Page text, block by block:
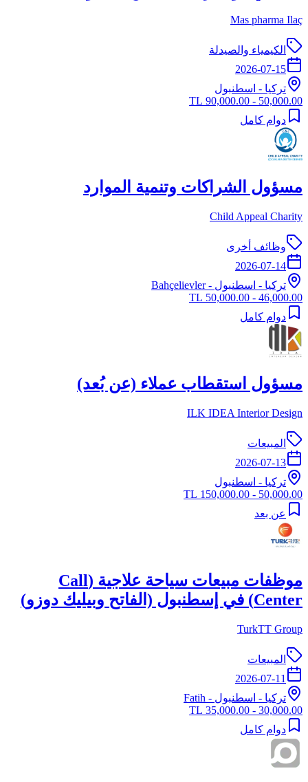
Mas pharma Ilaç
الكيمياء والصيدلة
2026-07-15
تركيا - اسطنبول
50,000.00 - 90,000.00 TL
دوام كامل
مسؤول الشراكات وتنمية الموارد
Child Appeal Charity
وظائف أخرى
2026-07-14
تركيا - اسطنبول - Bahçelievler
46,000.00 - 50,000.00 TL
دوام كامل
مسؤول استقطاب عملاء (عن بُعد)
ILK IDEA Interior Design
المبيعات
2026-07-13
تركيا - اسطنبول
50,000.00 - 150,000.00 TL
عن بعد
موظفات مبيعات سياحة علاجية (Call
Center) في إسطنبول (الفاتح وبيليك دوزو)
TurkTT Group
المبيعات
2026-07-11
تركيا - اسطنبول - Fatih
30,000.00 - 35,000.00 TL
دوام كامل